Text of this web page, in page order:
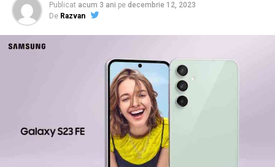
Publicat acum 3 ani pe decembrie 12, 2023
De Razvan